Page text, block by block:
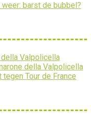
barst de bubbel?
Valpolicella
della Valpolicella
Tour de France